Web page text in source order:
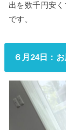
出を数千円安
です。
６月24日：